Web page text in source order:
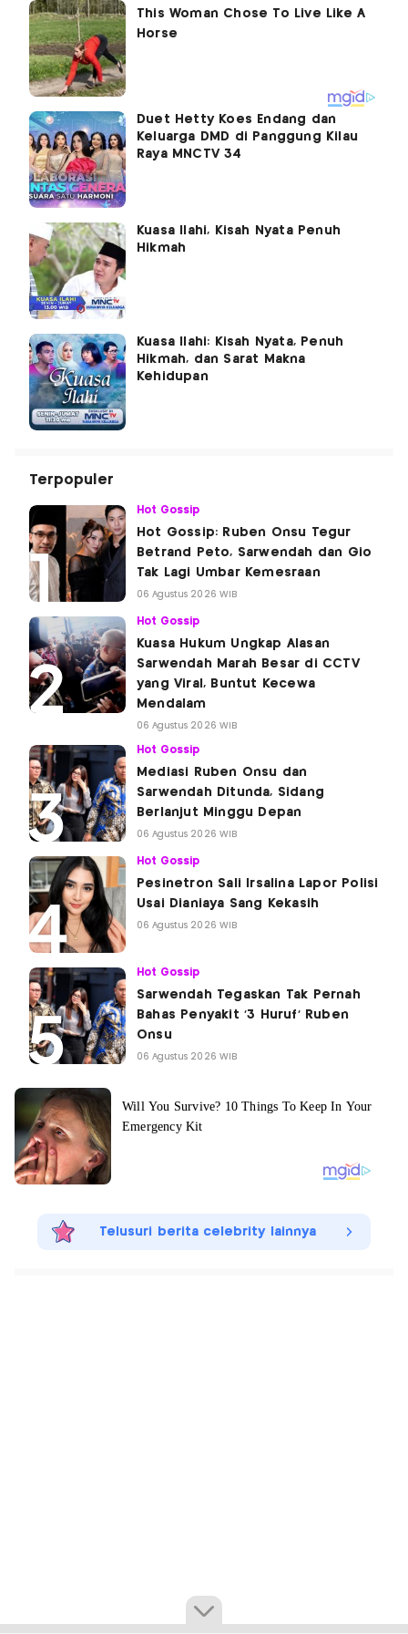
Duet Hetty Koes Endang dan
Keluarga DMD di Panggung Kilau
Raya MNCTV 34
Kuasa Ilahi, Kisah Nyata Penuh
Hikmah
Kuasa Ilahi: Kisah Nyata, Penuh
Hikmah, dan Sarat Makna
Kehidupan
Terpopuler
Hot Gossip
Hot Gossip: Ruben Onsu Tegur
Betrand Peto, Sarwendah dan Gio
Tak Lagi Umbar Kemesraan
06 Agustus 2026 WIB
Hot Gossip
Kuasa Hukum Ungkap Alasan
Sarwendah Marah Besar di CCTV
yang Viral, Buntut Kecewa
Mendalam
06 Agustus 2026 WIB
Hot Gossip
Mediasi Ruben Onsu dan
Sarwendah Ditunda, Sidang
Berlanjut Minggu Depan
06 Agustus 2026 WIB
Hot Gossip
Pesinetron Sali Irsalina Lapor Polisi
Usai Dianiaya Sang Kekasih
06 Agustus 2026 WIB
Hot Gossip
Sarwendah Tegaskan Tak Pernah
Bahas Penyakit '3 Huruf' Ruben
Onsu
06 Agustus 2026 WIB
Telusuri berita celebrity lainnya